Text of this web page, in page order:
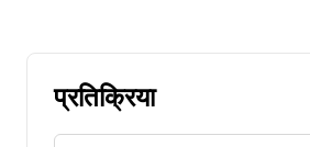
प्रतिक्रिया